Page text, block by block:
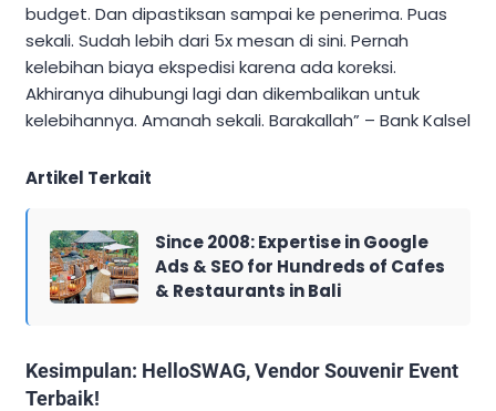
budget. Dan dipastiksan sampai ke penerima. Puas
sekali. Sudah lebih dari 5x mesan di sini. Pernah
kelebihan biaya ekspedisi karena ada koreksi.
Akhiranya dihubungi lagi dan dikembalikan untuk
kelebihannya. Amanah sekali. Barakallah” – Bank Kalsel
Artikel Terkait
Since 2008: Expertise in Google
Ads & SEO for Hundreds of Cafes
& Restaurants in Bali
Kesimpulan: HelloSWAG, Vendor Souvenir Event
Terbaik!